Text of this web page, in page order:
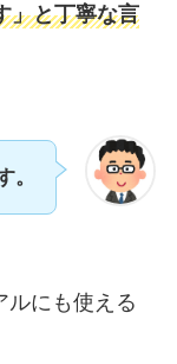
」と丁寧な言
。
ルにも使える